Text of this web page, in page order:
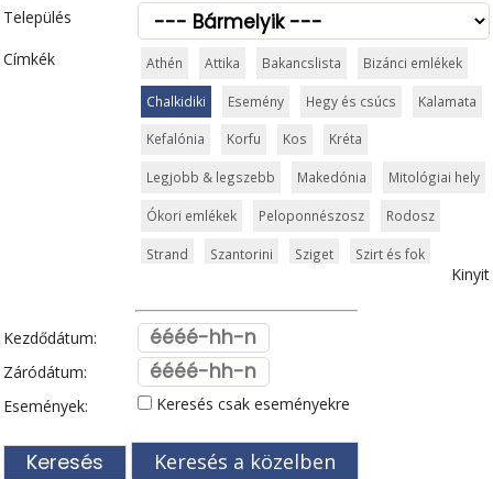
Település
Címkék
Athén Attika Bakancslista Bizánci emlékek
Chalkidiki Esemény Hegy és csúcs Kalamata
Kefalónia Korfu Kos Kréta
Legjobb & legszebb Makedónia Mitológiai hely
Ókori emlékek Peloponnészosz Rodosz
Strand Szantorini Sziget Szirt és fok
Thessaloniki Városkalauzok
Zagori Zakynthos
Kinyit
Kezdődátum:
Záródátum:
Események:
Keresés csak eseményekre
Keresés a közelben